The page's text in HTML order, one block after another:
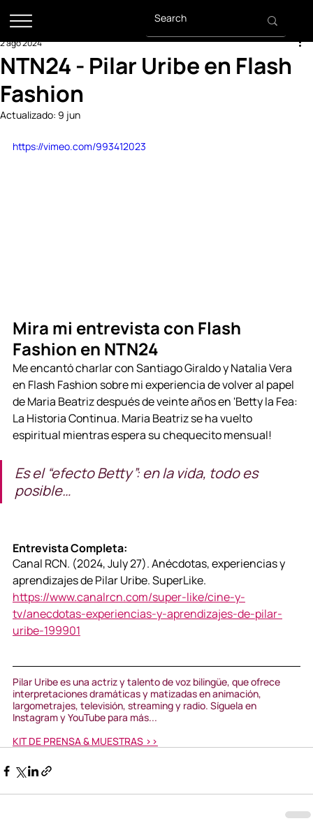
NTN24 - Pilar Uribe en Flash
Fashion
2 ago 2024
Actualizado: 9 jun
https://vimeo.com/993412023
Mira mi entrevista con Flash
Fashion en NTN24
Me encantó charlar con Santiago Giraldo y Natalia Vera
en Flash Fashion sobre mi experiencia de volver al papel
de Maria Beatriz después de veinte años en 'Betty la Fea:
La Historia Continua. Maria Beatriz se ha vuelto
espiritual mientras espera su chequecito mensual!
Es el “efecto Betty”: en la vida, todo es
posible…
Entrevista Completa:
Canal RCN. (2024, July 27). Anécdotas, experiencias y
aprendizajes de Pilar Uribe. SuperLike.
https://www.canalrcn.com/super-like/cine-y-
tv/anecdotas-experiencias-y-aprendizajes-de-pilar-
uribe-199901
Pilar Uribe es una actriz y talento de voz bilingüe, que ofrece
interpretaciones dramáticas y matizadas en animación,
largometrajes, televisión, streaming y radio. Síguela en
Instagram y YouTube para más...
KIT DE PRENSA & MUESTRAS >>